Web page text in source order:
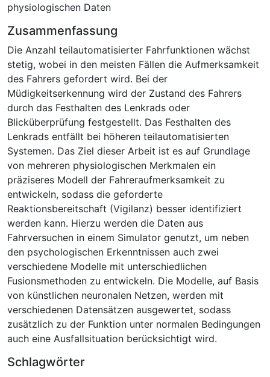
physiologischen Daten
Zusammenfassung
Die Anzahl teilautomatisierter Fahrfunktionen wächst
stetig, wobei in den meisten Fällen die Aufmerksamkeit
des Fahrers gefordert wird. Bei der
Müdigkeitserkennung wird der Zustand des Fahrers
durch das Festhalten des Lenkrads oder
Blicküberprüfung festgestellt. Das Festhalten des
Lenkrads entfällt bei höheren teilautomatisierten
Systemen. Das Ziel dieser Arbeit ist es auf Grundlage
von mehreren physiologischen Merkmalen ein
präziseres Modell der Fahreraufmerksamkeit zu
entwickeln, sodass die geforderte
Reaktionsbereitschaft (Vigilanz) besser identifiziert
werden kann. Hierzu werden die Daten aus
Fahrversuchen in einem Simulator genutzt, um neben
den psychologischen Erkenntnissen auch zwei
verschiedene Modelle mit unterschiedlichen
Fusionsmethoden zu entwickeln. Die Modelle, auf Basis
von künstlichen neuronalen Netzen, werden mit
verschiedenen Datensätzen ausgewertet, sodass
zusätzlich zu der Funktion unter normalen Bedingungen
auch eine Ausfallsituation berücksichtigt wird.
Schlagwörter